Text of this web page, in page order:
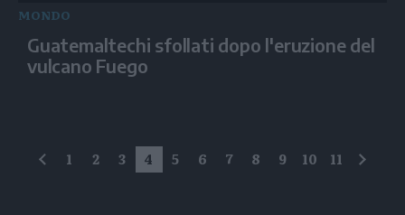
MONDO
Guatemaltechi sfollati dopo l'eruzione del
vulcano Fuego
precedente
1 2 3 4 5 6 7 8 9 10 11